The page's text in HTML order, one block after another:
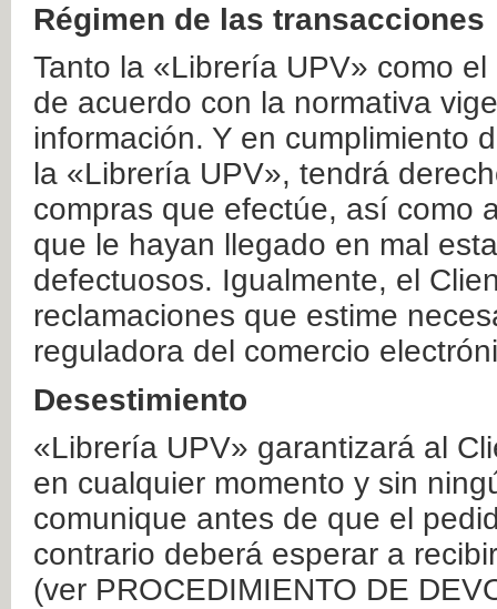
Régimen de las transacciones
Tanto la «Librería UPV» como
de acuerdo con la normativa
información. Y en cumplimiento
la «Librería UPV», tendrá
compras que efectúe, así como
que le hayan llegado en mal
defectuosos. Igualmente, el
reclamaciones que estime
reguladora del comercio
Desestimiento
«Librería UPV» garantizará al
en cualquier momento y sin
comunique antes de que el
contrario deberá esperar a
(ver PROCEDIMIENTO DE